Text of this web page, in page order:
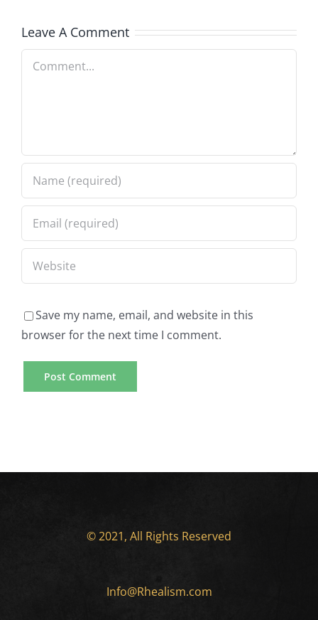
Leave A Comment
Comment
Save my name, email, and website in this
browser for the next time I comment.
© 2021, All Rights Reserved
Info@Rhealism.com